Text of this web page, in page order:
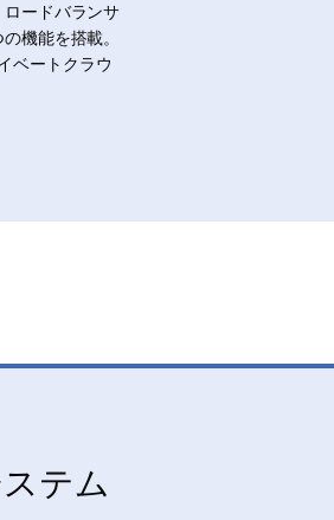
ードバランサ
機能を搭載。
ベートクラウ
テム